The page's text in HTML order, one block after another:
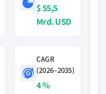
$ 55,5
Mrd. USD
CAGR
(2026–2035)
4 %